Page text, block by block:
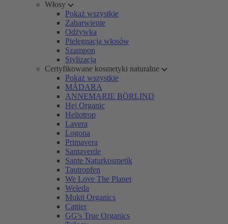
Włosy
Pokaż wszystkie
Zabarwienie
Odżywka
Pielęgnacja włosów
Szampon
Stylizacja
Certyfikowane kosmetyki naturalne
Pokaż wszystkie
MÁDARA
ANNEMARIE BÖRLIND
Hej Organic
Heliotrop
Lavera
Logona
Primavera
Santaverde
Sante Naturkosmetik
Tautropfen
We Love The Planet
Weleda
Mukti Organics
Cattier
GG's True Organics